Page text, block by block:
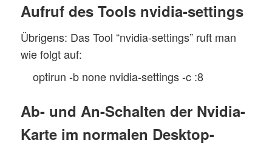
Aufruf des Tools nvidia-settings
Übrigens: Das Tool “nvidia-settings” ruft man
wie folgt auf:
optirun -b none nvidia-settings -c :8
Ab- und An-Schalten der Nvidia-
Karte im normalen Desktop-